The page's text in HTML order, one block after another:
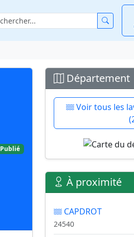
Publié
Département
Voir tous les
À proximité
CAPDROT
24540